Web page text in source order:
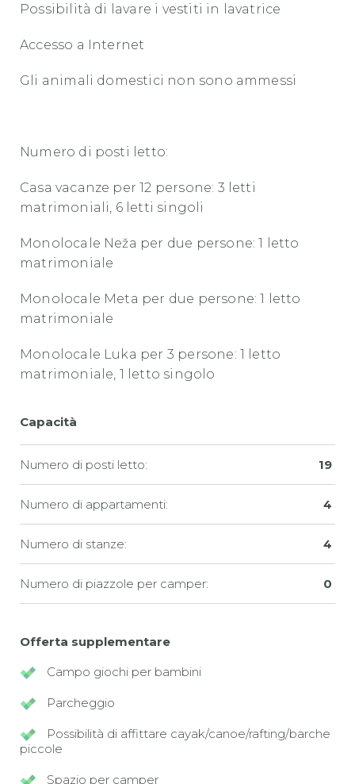
Possibilità di lavare i vestiti in lavatrice
Accesso a Internet
Gli animali domestici non sono ammessi
Numero di posti letto:
Casa vacanze per 12 persone: 3 letti
matrimoniali, 6 letti singoli
Monolocale Neža per due persone: 1 letto
matrimoniale
Monolocale Meta per due persone: 1 letto
matrimoniale
Monolocale Luka per 3 persone: 1 letto
matrimoniale, 1 letto singolo
Capacità
Numero di posti letto: 19
Numero di appartamenti: 4
Numero di stanze: 4
Numero di piazzole per camper: 0
Offerta supplementare
Campo giochi per bambini
Parcheggio
Possibilità di affittare cayak/canoe/rafting/barche
piccole
Spazio per camper